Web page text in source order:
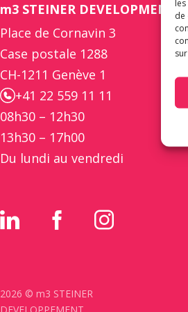
de
m3 STEINER DEVELOPMENT
Place de Cornavin 3
Case postale 1288
CH-1211 Genève 1
+41 22 559 11 11
08h30 – 12h30
13h30 – 17h00
Du lundi au vendredi
2026 © m3 STEINER